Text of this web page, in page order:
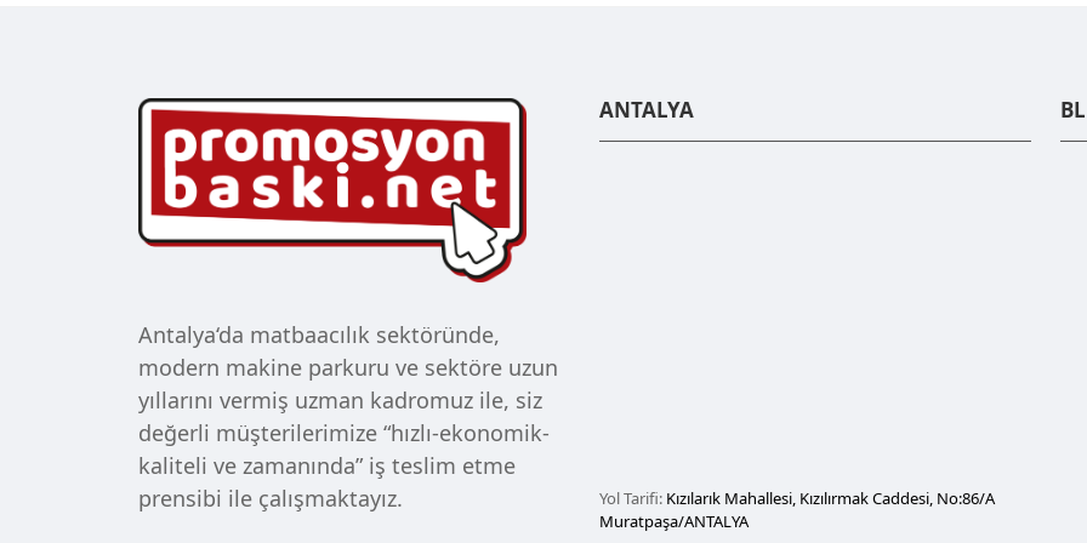
Antalya‘da matbaacılık sektöründe,
modern makine parkuru ve sektöre uzun
yıllarını vermiş uzman kadromuz ile, siz
değerli müşterilerimize “hızlı-ekonomik-
kaliteli ve zamanında” iş teslim etme
prensibi ile çalışmaktayız.
ANTALYA
Yol Tarifi: Kızılarık Mahallesi, Kızılırmak Caddesi, No:86/A
Muratpaşa/ANTALYA